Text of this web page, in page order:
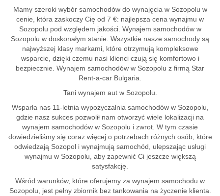
Mamy szeroki wybór samochodów do wynajęcia w Sozopolu w
cenie, która zaskoczy Cię od 7 €: najlepsza cena wynajmu w
Sozopolu pod względem jakości. Wynajem samochodów w
Sozopolu w doskonałym stanie. Wszystkie nasze samochody są
najwyższej klasy markami, które otrzymują kompleksowe
wsparcie, dzięki czemu nasi klienci czują się komfortowo i
bezpiecznie. Wynajem samochodów w Sozopolu z firmą Star
Rent-a-car Bulgaria.
Tani wynajem aut w Sozopolu.
Wsparła nas 11-letnia wypożyczalnia samochodów w Sozopolu,
gdzie nasz sukces pozwolił nam otworzyć wiele lokalizacji na
wynajem samochodów w Sozopolu i zwrot. W tym czasie
dowiedzieliśmy się coraz więcej o potrzebach różnych osób, które
odwiedzają Sozopol i wynajmują samochód, ulepszając usługi
wynajmu w Sozopolu, aby zapewnić Ci jeszcze większą
satysfakcję.
Wśród warunków, które oferujemy za wynajem samochodu w
Sozopolu, jest pełny zbiornik bez tankowania na życzenie klienta.